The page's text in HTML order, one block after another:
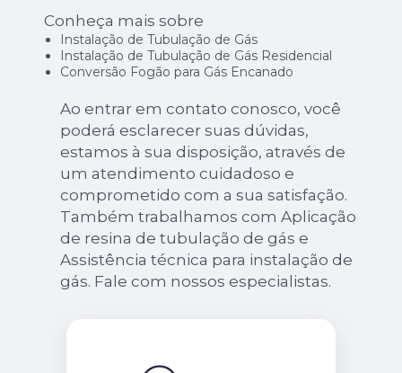
Conheça mais sobre
Instalação de Tubulação de Gás
Instalação de Tubulação de Gás Residencial
Conversão Fogão para Gás Encanado
Ao entrar em contato conosco, você
poderá esclarecer suas dúvidas,
estamos à sua disposição, através de
um atendimento cuidadoso e
comprometido com a sua satisfação.
Também trabalhamos com Aplicação
de resina de tubulação de gás e
Assistência técnica para instalação de
gás. Fale com nossos especialistas.